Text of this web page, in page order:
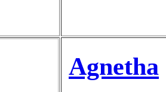
Agnetha